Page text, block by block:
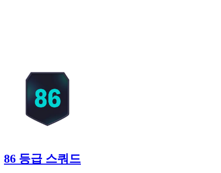
86 등급 스쿼드